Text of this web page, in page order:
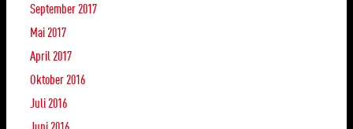
September 2017
Mai 2017
April 2017
Oktober 2016
Juli 2016